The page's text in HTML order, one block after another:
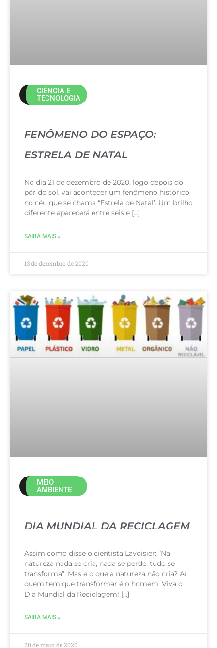
CIÊNCIA E
TECNOLOGIA
FENÔMENO DO ESPAÇO:
ESTRELA DE NATAL
No dia 21 de dezembro de 2020, logo depois do
pôr do sol, vai acontecer um fenômeno histórico
no céu que se chama “Estrela de Natal’. Um brilho
diferente aparecerá entre seis e […]
SAIBA MAIS »
13 de dezembro de 2020
MEIO
AMBIENTE
DIA MUNDIAL DA RECICLAGEM
Assim como disse o cientista Lavoisier: “Na
natureza nada se cria, nada se perde, tudo se
transforma”. Mas e o que a natureza não cria? Aí,
quem tem que transformar é o homem. Viva o
Dia Mundial da Reciclagem! […]
SAIBA MAIS »
20 de maio de 2020